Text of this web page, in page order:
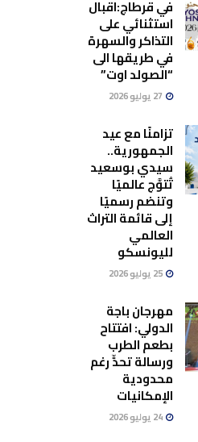
في قرطاج:اقبال
استثنائي على
التذاكر والسهرة
في طريقها الى
“الصولد اوت”
تزامنًا مع عيد
الجمهورية..
سيدي بوسعيد
تُتوَّج عالميًا
وتنضم رسميًا
إلى قائمة التراث
العالمي
لليونسكو
25 يوليو 2026
مهرجان باجة
الدولي: افتتاح
بطعم الطرب
ورسالة تحدٍّ رغم
محدودية
الإمكانيات
24 يوليو 2026